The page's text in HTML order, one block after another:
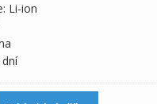
Li-ion